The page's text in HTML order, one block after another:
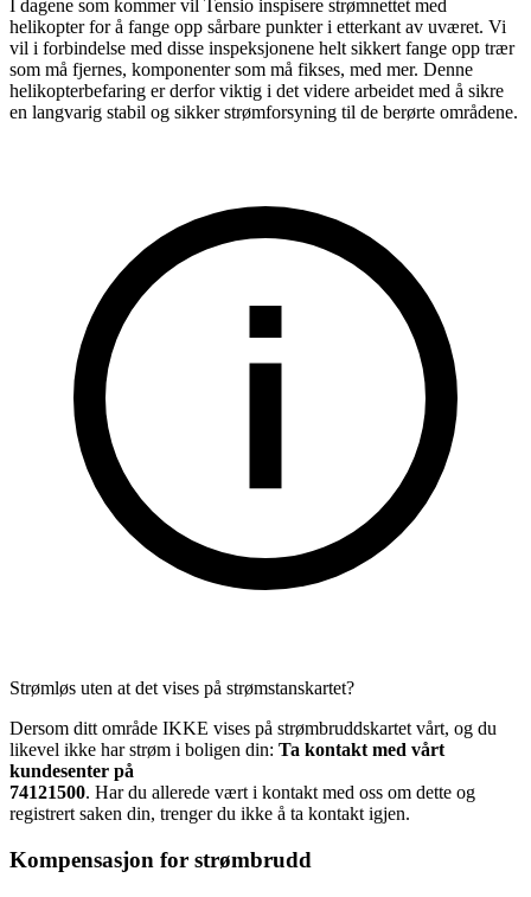
I dagene som kommer vil Tensio inspisere strømnettet med
helikopter for å fange opp sårbare punkter i etterkant av uværet. Vi
vil i forbindelse med disse inspeksjonene helt sikkert fange opp trær
som må fjernes, komponenter som må fikses, med mer. Denne
helikopterbefaring er derfor viktig i det videre arbeidet med å sikre
en langvarig stabil og sikker strømforsyning til de berørte områdene.
Strømløs uten at det vises på strømstanskartet?
Dersom ditt område IKKE vises på strømbruddskartet vårt, og du
likevel ikke har strøm i boligen din: Ta kontakt med vårt
kundesenter på
74121500. Har du allerede vært i kontakt med oss om dette og
registrert saken din, trenger du ikke å ta kontakt igjen.
Kompensasjon for strømbrudd